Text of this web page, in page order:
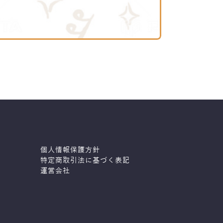
個人情報保護方針
特定商取引法に基づく表記
運営会社